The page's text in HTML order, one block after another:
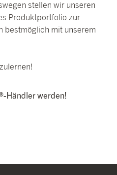
stellen wir unseren
Produktportfolio zur
bestmöglich mit unserem
Händler werden!